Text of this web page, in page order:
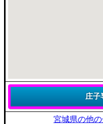
宮城県の他